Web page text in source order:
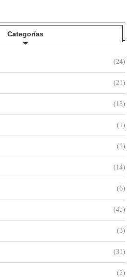
Categorías
(24)
(21)
(13)
(1)
(1)
(14)
(6)
(45)
(3)
(31)
(2)